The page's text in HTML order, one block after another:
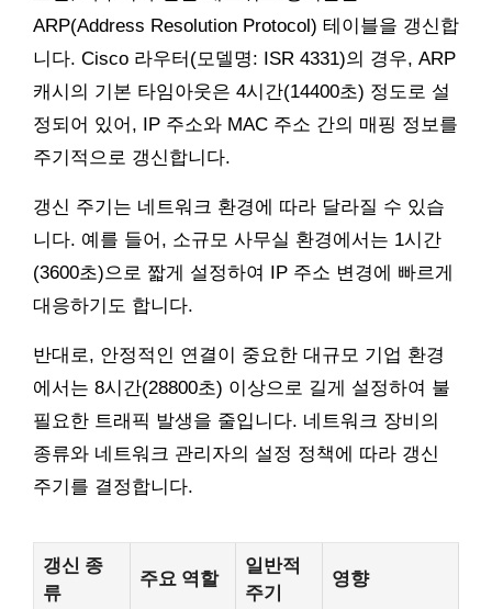
ARP(Address Resolution Protocol) 테이블을 갱신합
니다. Cisco 라우터(모델명: ISR 4331)의 경우, ARP
캐시의 기본 타임아웃은 4시간(14400초) 정도로 설
정되어 있어, IP 주소와 MAC 주소 간의 매핑 정보를
주기적으로 갱신합니다.
갱신 주기는 네트워크 환경에 따라 달라질 수 있습
니다. 예를 들어, 소규모 사무실 환경에서는 1시간
(3600초)으로 짧게 설정하여 IP 주소 변경에 빠르게
대응하기도 합니다.
반대로, 안정적인 연결이 중요한 대규모 기업 환경
에서는 8시간(28800초) 이상으로 길게 설정하여 불
필요한 트래픽 발생을 줄입니다. 네트워크 장비의
종류와 네트워크 관리자의 설정 정책에 따라 갱신
주기를 결정합니다.
갱신 종
류
주요 역할
일반적
주기
영향